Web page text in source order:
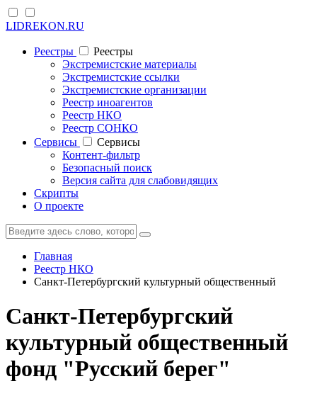
LIDREKON.RU
Реестры
Реестры
Экстремистские материалы
Экстремистские ссылки
Экстремистские организации
Реестр иноагентов
Реестр НКО
Реестр СОНКО
Cервисы
Cервисы
Контент-фильтр
Безопасный поиск
Версия сайта для слабовидящих
Скрипты
О проекте
Главная
Реестр НКО
Санкт-Петербургский культурный общественный
Санкт-Петербургский
культурный общественный
фонд "Русский берег"